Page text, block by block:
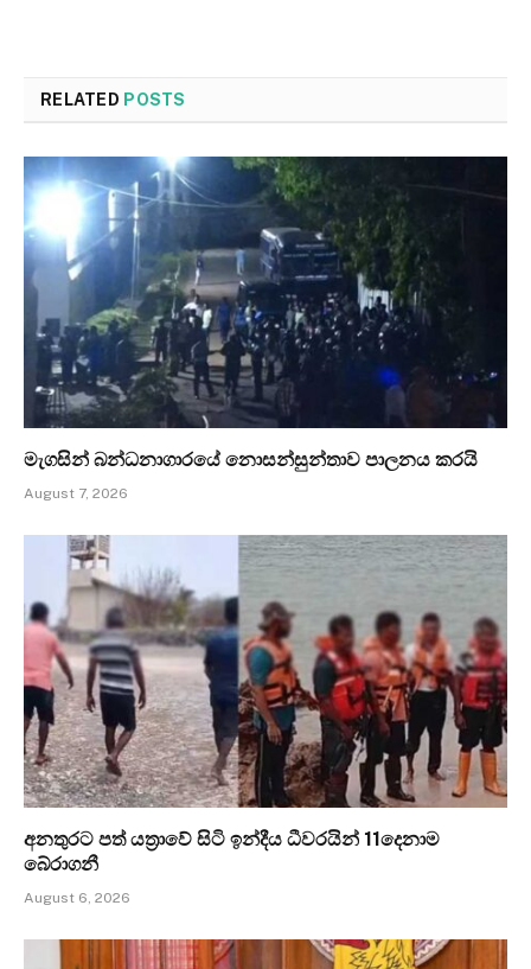
RELATED POSTS
මැගසින් බන්ධනාගාරයේ නොසන්සුන්තාව පාලනය කරයි
August 7, 2026
අනතුරට පත් යත්‍රාවේ සිටි ඉන්දීය ධීවරයින් 11දෙනාම
බේරාගනී
August 6, 2026